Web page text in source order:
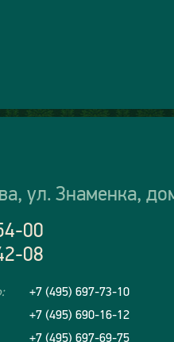
ул. Знаменка,
00
08
+7 (495) 697-73-10
+7 (495) 690-16-12
+7 (495) 697-69-75